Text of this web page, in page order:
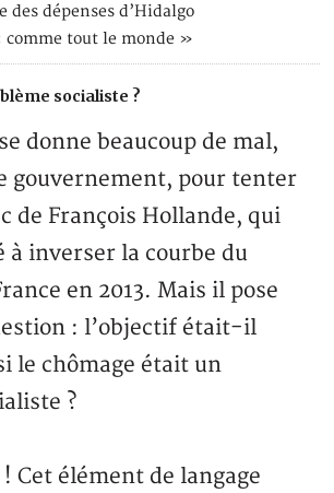
des dépenses d’Hidalgo
tout le monde »
socialiste ?
donne beaucoup de mal,
gouvernement, pour tenter
de François Hollande, qui
à inverser la courbe du
en 2013. Mais il pose
: l’objectif était-il
le chômage était un
?
Cet élément de langage